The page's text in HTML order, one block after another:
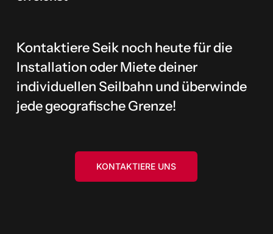
Kontaktiere Seik noch heute für die
Installation oder Miete deiner
individuellen Seilbahn und überwinde
jede geografische Grenze!
KONTAKTIERE UNS